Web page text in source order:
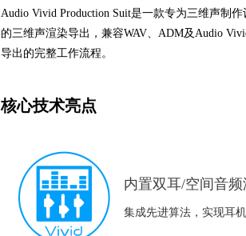
Audio Vivid Production Suit是一款专为三维声制
的三维声渲染导出，兼容WAV、ADM及Audio
导出的完整工作流程。
核心技术亮点
内置双耳/空间音频
集成先进算法，实现耳